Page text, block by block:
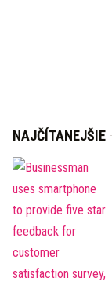
NAJČÍTANEJŠIE